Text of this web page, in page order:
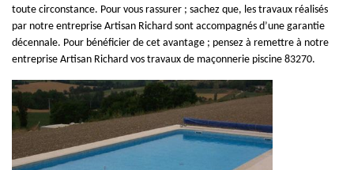
toute circonstance. Pour vous rassurer ; sachez que, les travaux réalisés
par notre entreprise Artisan Richard sont accompagnés d’une garantie
décennale. Pour bénéficier de cet avantage ; pensez à remettre à notre
entreprise Artisan Richard vos travaux de maçonnerie piscine 83270.